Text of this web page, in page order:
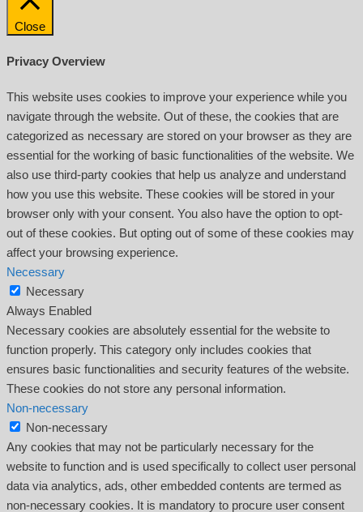
Close
Privacy Overview
This website uses cookies to improve your experience while you
navigate through the website. Out of these, the cookies that are
categorized as necessary are stored on your browser as they are
essential for the working of basic functionalities of the website. We
also use third-party cookies that help us analyze and understand
how you use this website. These cookies will be stored in your
browser only with your consent. You also have the option to opt-
out of these cookies. But opting out of some of these cookies may
affect your browsing experience.
Necessary
Necessary
Always Enabled
Necessary cookies are absolutely essential for the website to
function properly. This category only includes cookies that
ensures basic functionalities and security features of the website.
These cookies do not store any personal information.
Non-necessary
Non-necessary
Any cookies that may not be particularly necessary for the
website to function and is used specifically to collect user personal
data via analytics, ads, other embedded contents are termed as
non-necessary cookies. It is mandatory to procure user consent